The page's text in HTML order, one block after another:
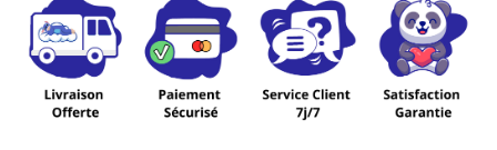
Pilou
Sanglier